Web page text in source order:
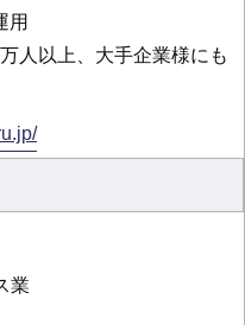
用
人以上、大手企業様にも
業